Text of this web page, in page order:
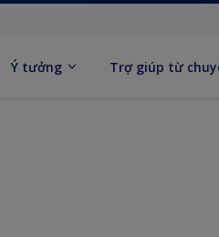
Ý tưởng Trợ giúp từ